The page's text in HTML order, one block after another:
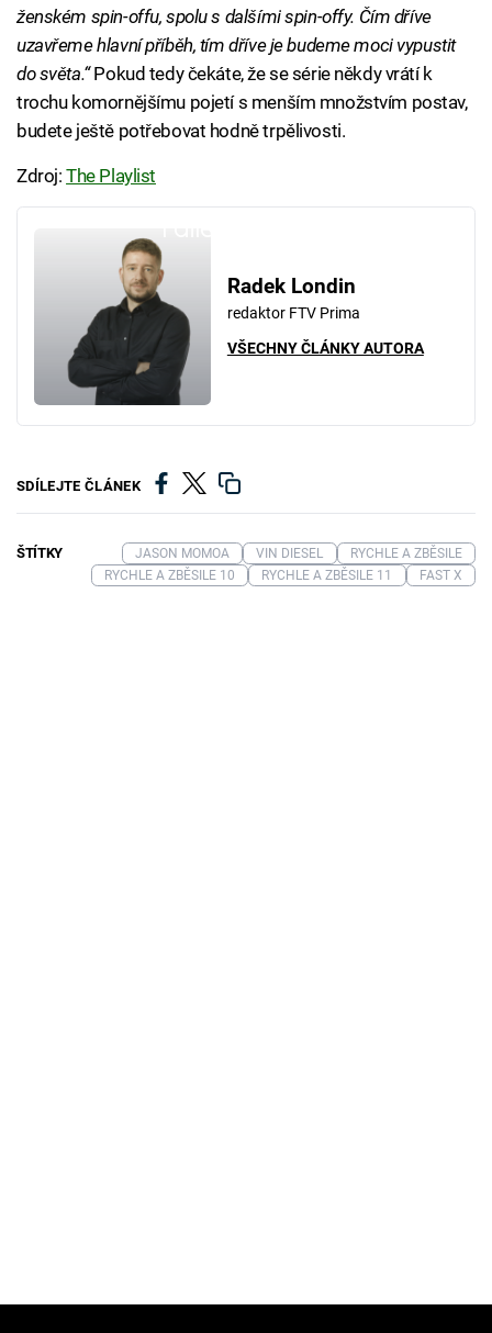
ženském spin-offu, spolu s dalšími spin-offy. Čím dříve
uzavřeme hlavní příběh, tím dříve je budeme moci vypustit
do světa.“Pokud tedy čekáte, že se série někdy vrátí k
trochu komornějšímu pojetí s menším množstvím postav,
budete ještě potřebovat hodně trpělivosti.
Zdroj:The Playlist
Radek Londin
redaktor FTV Prima
VŠECHNY ČLÁNKY AUTORA
SDÍLEJTE ČLÁNEK
ŠTÍTKY JASON MOMOA VIN DIESEL
RYCHLE A ZBĚSILE
RYCHLE A ZBĚSILE 10
RYCHLE A ZBĚSILE 11 FAST X